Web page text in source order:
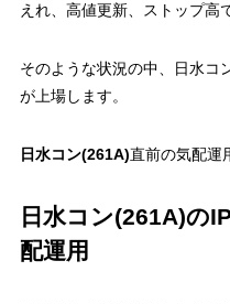
えれ、 高値更新、ストップ高
そのような状況の中、日水コ
が上場します。
日水コン(261A)直前の気配運
日水コン(261A)の
配運用